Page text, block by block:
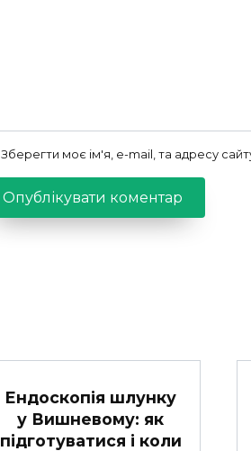
Зберегти моє ім'я, e-mail, та адресу
Ендоскопія шлунку
у Вишневому: як
підготуватися і коли